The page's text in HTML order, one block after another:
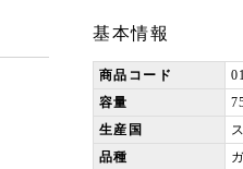
基本情報
商品コード
容量
生産国
品種